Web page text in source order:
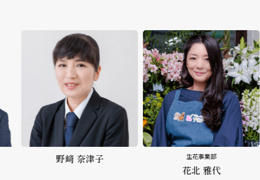
野﨑 奈津子
花北 雅代